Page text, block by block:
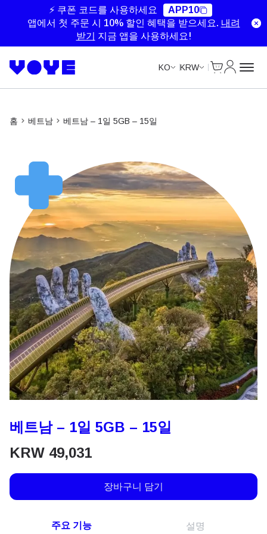
⚡ 쿠폰 코드를 사용하세요
APP10
앱에서 첫 주문 시 10% 할인 혜택을 받으세요. 내려
받기
지금 앱을 사용하세요!
KO KRW
홈 베트남 베트남 – 1일 5GB – 15일
베트남 – 1일 5GB – 15일
KRW 49,031
장바구니 담기
주요 기능 설명
Unlimited Data
Unlimited Data
Unlimited Data
Unlimited Data